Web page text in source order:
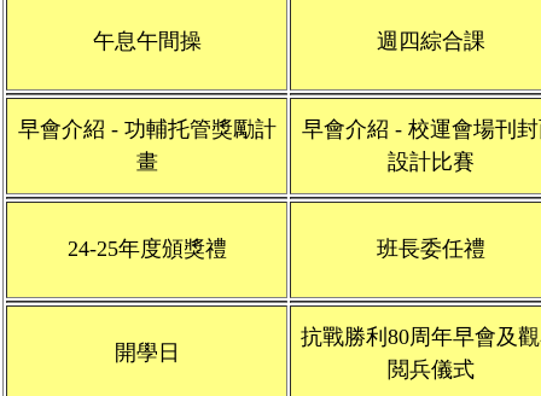
午息午間操 週四綜合課
早會介紹 - 功輔托管獎勵計
畫
早會介紹 - 校運會場刊
設計比賽
24-25年度頒獎禮 班長委任禮
開學日
抗戰勝利80周年早會及
閲兵儀式